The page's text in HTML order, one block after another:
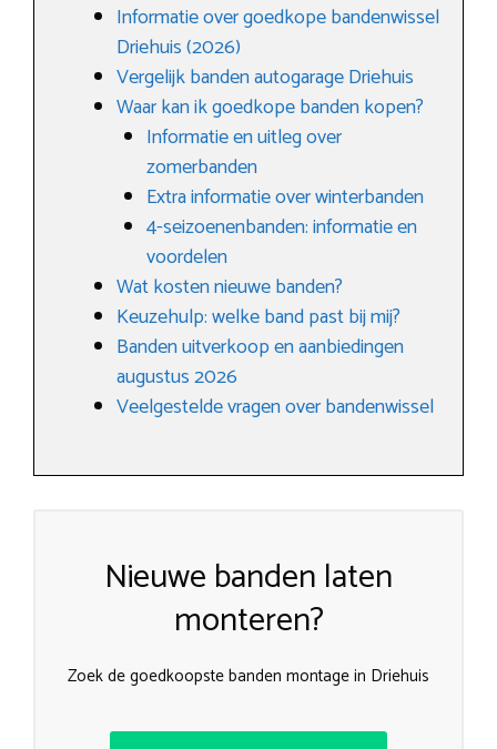
Informatie over goedkope bandenwissel
Driehuis (2026)
Vergelijk banden autogarage Driehuis
Waar kan ik goedkope banden kopen?
Informatie en uitleg over
zomerbanden
Extra informatie over winterbanden
4-seizoenenbanden: informatie en
voordelen
Wat kosten nieuwe banden?
Keuzehulp: welke band past bij mij?
Banden uitverkoop en aanbiedingen
augustus 2026
Veelgestelde vragen over bandenwissel
Nieuwe banden laten
monteren?
Zoek de goedkoopste banden montage in Driehuis